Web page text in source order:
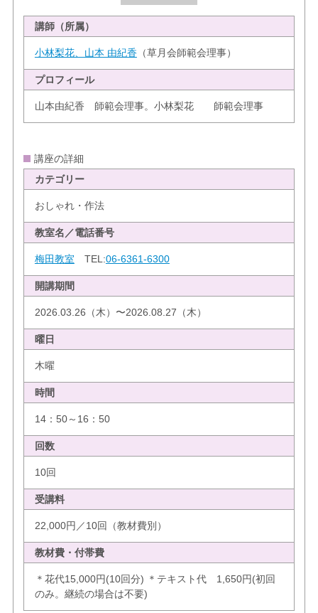
講師（所属）
小林梨花、山本 由紀香（草月会師範会理事）
プロフィール
山本由紀香 師範会理事。小林梨花 師範会理事
講座の詳細
カテゴリー
おしゃれ・作法
教室名／電話番号
梅田教室 TEL:06-6361-6300
開講期間
2026.03.26（木）〜2026.08.27（木）
曜日
木曜
時間
14：50～16：50
回数
10回
受講料
22,000円／10回（教材費別）
教材費・付帯費
＊花代15,000円(10回分) ＊テキスト代 1,650円(初回
のみ。継続の場合は不要)